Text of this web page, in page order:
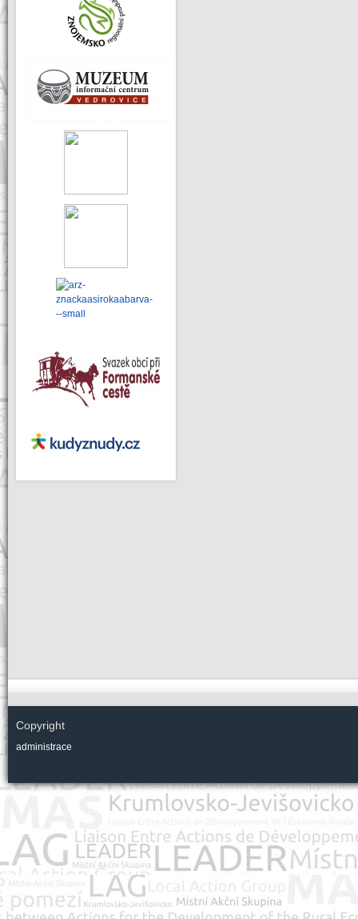
Copyright
administrace